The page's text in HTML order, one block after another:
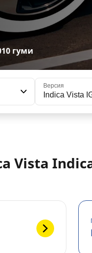
гуми
Версия
Indica Vista
Vista